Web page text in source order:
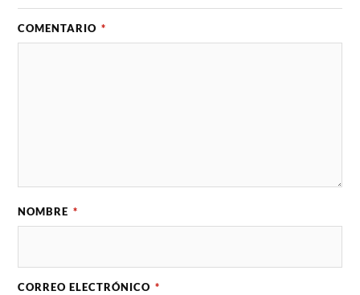
COMENTARIO *
NOMBRE *
CORREO ELECTRÓNICO *